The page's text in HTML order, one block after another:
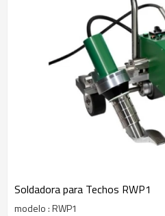
Soldadora para Techos RWP1
modelo : RWP1